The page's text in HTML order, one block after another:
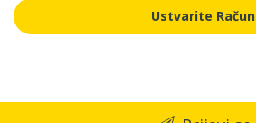
Ustvarite Račun